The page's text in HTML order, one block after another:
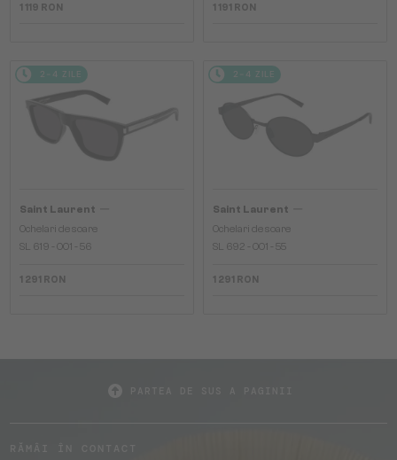
1 119 RON 1 191 RON
2-4 ZILE
Saint Laurent
Ochelari de soare
SL 619 - 001 - 56
1 291 RON
2-4 ZILE
Saint Laurent
Ochelari de soare
SL 692 - 001 - 55
1 291 RON